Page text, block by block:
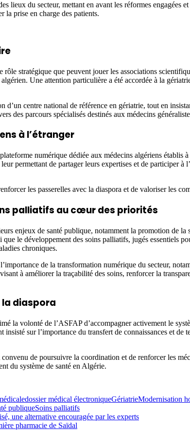
lieux du secteur, mettant en avant les réformes engagées
la prise en charge des patients.
stratégique que peuvent jouer les associations
Une attention particulière a été accordée à la
d’un centre national de référence en gériatrie, tout en
des parcours spécialisés destinés aux médecins
à l’étranger
numérique dédiée aux médecins algériens établis
permettant de partager leurs expertises et de participer à
les passerelles avec la diaspora et de valoriser les
palliatifs au cœur des priorités
enjeux de santé publique, notamment la promotion de la
le développement des soins palliatifs, jugés essentiels
chroniques.
de la transformation numérique du secteur,
à améliorer la traçabilité des soins, renforcer la
diaspora
la volonté de l’ASFAP d’accompagner activement le
insisté sur l’importance du transfert de connaissances et de
de poursuivre la coordination et de renforcer les
du système de santé en Algérie.
dossier médical électroniqueGériatrieModernisation
publiqueSoins palliatifs
une alternative encouragée par les experts
pharmacie de Saïdal